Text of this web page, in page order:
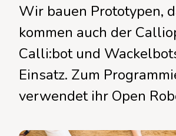
Wir bauen Prototypen,
kommen auch der
Calli:bot und
Einsatz. Zum
verwendet ihr Open